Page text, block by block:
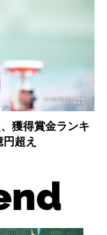
獲得賞金ランキ
超え